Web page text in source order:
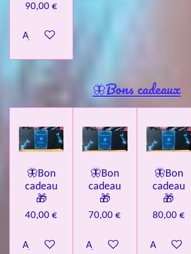
90,00 €
Ajouter au panier
🦋Bons cadeaux
🦋Bon
cadeau
🎁
40,00 €
Ajouter au panier
🦋Bon
cadeau
🎁
70,00 €
Ajouter au panier
🦋Bon
cadeau
🎁
80,00 €
Ajouter